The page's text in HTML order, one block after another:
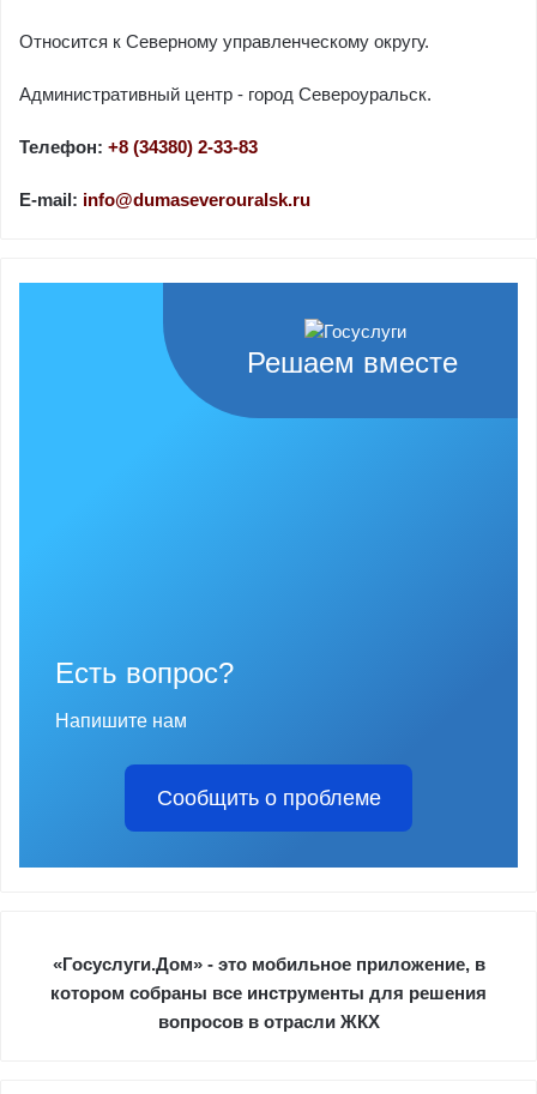
Относится к Северному управленческому округу.
Административный центр - город Североуральск.
Телефон: +8 (34380) 2-33-83
E-mail: info@dumaseverouralsk.ru
Решаем вместе
Есть вопрос?
Напишите нам
Сообщить о проблеме
«Госуслуги.Дом» - это мобильное приложение, в
котором собраны все инструменты для решения
вопросов в отрасли ЖКХ